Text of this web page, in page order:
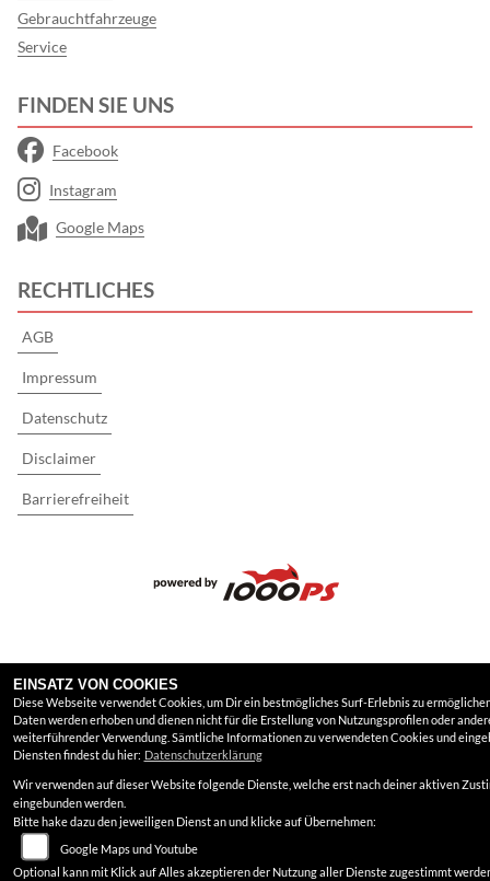
Gebrauchtfahrzeuge
Service
FINDEN SIE UNS
Facebook
Instagram
Google Maps
RECHTLICHES
AGB
Impressum
Datenschutz
Disclaimer
Barrierefreiheit
EINSATZ VON COOKIES
Diese Webseite verwendet Cookies, um Dir ein bestmögliches Surf-Erlebnis zu
Daten werden erhoben und dienen nicht für die Erstellung von Nutzungsprofilen oder
weiterführender Verwendung. Sämtliche Informationen zu verwendeten Cookies und
Diensten findest du hier: Datenschutzerklärung
Wir verwenden auf dieser Website folgende Dienste, welche erst nach deiner aktiven
eingebunden werden.
Bitte hake dazu den jeweiligen Dienst an und klicke auf Übernehmen:
Google Maps und Youtube
Optional kann mit Klick auf Alles akzeptieren der Nutzung aller Dienste zugestimmt